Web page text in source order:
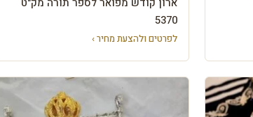
5370
לפרטים ולהצעת מחיר ›